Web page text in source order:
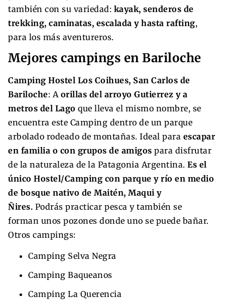
también con su variedad: kayak, senderos de
trekking, caminatas, escalada y hasta rafting,
para los más aventureros.
Mejores campings en Bariloche
Camping Hostel Los Coihues, San Carlos de
Bariloche: A orillas del arroyo Gutierrez y a
metros del Lago que lleva el mismo nombre, se
encuentra este Camping dentro de un parque
arbolado rodeado de montañas. Ideal para escapar
en familia o con grupos de amigos para disfrutar
de la naturaleza de la Patagonia Argentina. Es el
único Hostel/Camping con parque y río en medio
de bosque nativo de Maitén, Maqui y
Ñires. Podrás practicar pesca y también se
forman unos pozones donde uno se puede bañar.
Otros campings:
Camping Selva Negra
Camping Baqueanos
Camping La Querencia